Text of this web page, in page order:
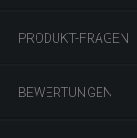
PRODUKT-FRAGEN
BEWERTUNGEN